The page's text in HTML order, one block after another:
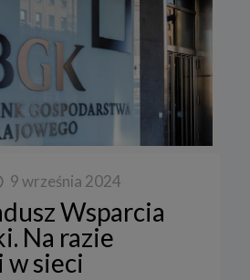
9 września 2024
Wsparcia
Na razie
sieci